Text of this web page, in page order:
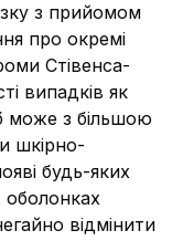
з прийомом
про окремі
Стівенса-
випадків як
може з більшою
шкірно-
будь-яких
оболонках
відмінити